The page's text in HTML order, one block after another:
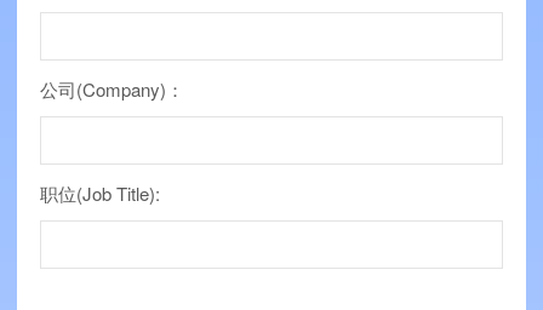
公司(Company)：
职位(Job Title):